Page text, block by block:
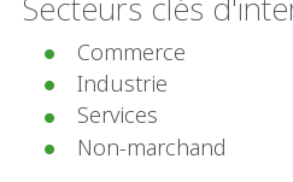
Commerce
Industrie
Services
Non-marchand